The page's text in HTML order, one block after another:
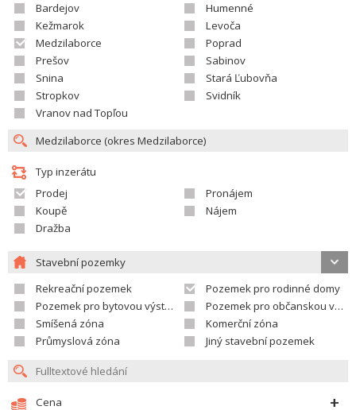
Bardejov
Humenné
Kežmarok
Levoča
Medzilaborce
Poprad
Prešov
Sabinov
Snina
Stará Ľubovňa
Stropkov
Svidník
Vranov nad Topľou
Typ inzerátu
Prodej
Pronájem
Koupě
Nájem
Dražba
Stavební pozemky
Rekreační pozemek
Pozemek pro rodinné domy
Pozemek pro bytovou výstavbu
Pozemek pro občanskou vybavenost
Smíšená zóna
Komerční zóna
Průmyslová zóna
Jiný stavební pozemek
Cena